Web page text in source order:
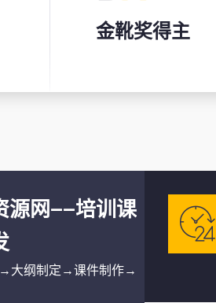
金靴奖得主
源网——培训课
大纲制定→课件制作→